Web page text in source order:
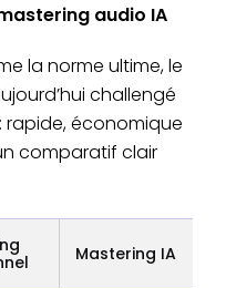
audio IA
la norme ultime, le
challengé
rapide, économique
comparatif clair
Mastering IA